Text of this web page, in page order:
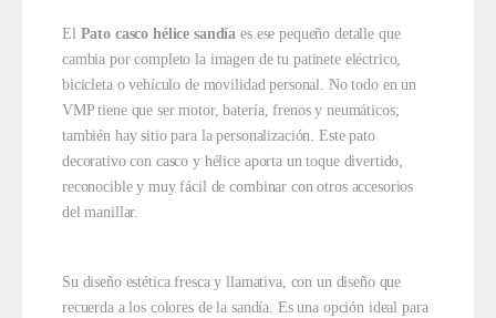
El Pato casco hélice sandía es ese pequeño detalle que
cambia por completo la imagen de tu patinete eléctrico,
bicicleta o vehículo de movilidad personal. No todo en un
VMP tiene que ser motor, batería, frenos y neumáticos;
también hay sitio para la personalización. Este pato
decorativo con casco y hélice aporta un toque divertido,
reconocible y muy fácil de combinar con otros accesorios
del manillar.
Su diseño estética fresca y llamativa, con un diseño que
recuerda a los colores de la sandía. Es una opción ideal para